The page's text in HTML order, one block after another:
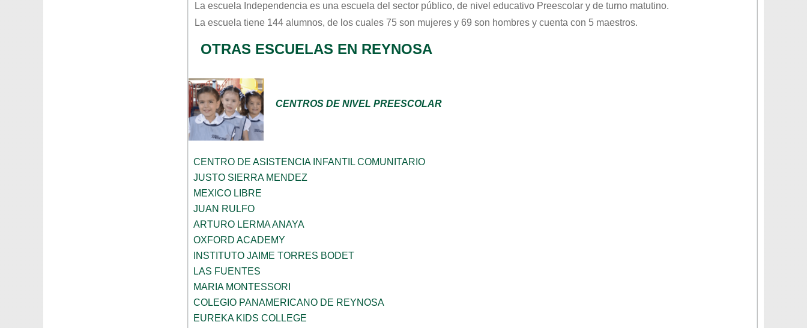
La escuela Independencia es una escuela del sector público, de nivel educativo Preescolar y de turno matutino.
La escuela tiene 144 alumnos, de los cuales 75 son mujeres y 69 son hombres y cuenta con 5 maestros.
OTRAS ESCUELAS EN REYNOSA
CENTROS DE NIVEL PREESCOLAR
CENTRO DE ASISTENCIA INFANTIL COMUNITARIO
JUSTO SIERRA MENDEZ
MEXICO LIBRE
JUAN RULFO
ARTURO LERMA ANAYA
OXFORD ACADEMY
INSTITUTO JAIME TORRES BODET
LAS FUENTES
MARIA MONTESSORI
COLEGIO PANAMERICANO DE REYNOSA
EUREKA KIDS COLLEGE